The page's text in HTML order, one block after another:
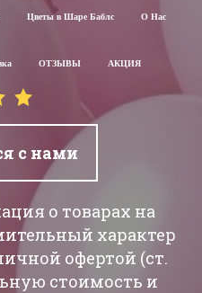
Цветы в Шаре Баблс О Нас
ОТЗЫВЫ АКЦИЯ
с нами
о товарах на
характер
офертой (ст.
стоимость и